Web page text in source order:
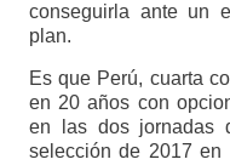
conseguirla ante un
plan.
Es que Perú, cuarta
en 20 años con
en las dos jornadas
selección de 2017 en